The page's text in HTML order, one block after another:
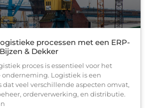
processen met een ERP-
& Dekker
proces is essentieel voor het
onderneming. Logistiek is een
dat veel verschillende aspecten omvat,
orderverwerking, en distributie.